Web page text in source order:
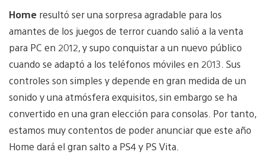
Home resultó ser una sorpresa agradable para los
amantes de los juegos de terror cuando salió a la venta
para PC en 2012, y supo conquistar a un nuevo público
cuando se adaptó a los teléfonos móviles en 2013. Sus
controles son simples y depende en gran medida de un
sonido y una atmósfera exquisitos, sin embargo se ha
convertido en una gran elección para consolas. Por tanto,
estamos muy contentos de poder anunciar que este año
Home dará el gran salto a PS4 y PS Vita.